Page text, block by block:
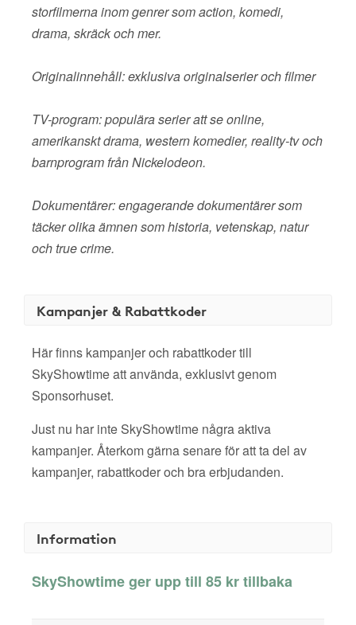
storfilmerna inom genrer som action, komedi,
drama, skräck och mer.
Originalinnehåll: exklusiva originalserier och filmer
TV-program: populära serier att se online,
amerikanskt drama, western komedier, reality-tv och
barnprogram från Nickelodeon.
Dokumentärer: engagerande dokumentärer som
täcker olika ämnen som historia, vetenskap, natur
och true crime.
Kampanjer & Rabattkoder
Här finns kampanjer och rabattkoder till
SkyShowtime att använda, exklusivt genom
Sponsorhuset.
Just nu har inte SkyShowtime några aktiva
kampanjer. Återkom gärna senare för att ta del av
kampanjer, rabattkoder och bra erbjudanden.
Information
SkyShowtime ger upp till 85 kr tillbaka